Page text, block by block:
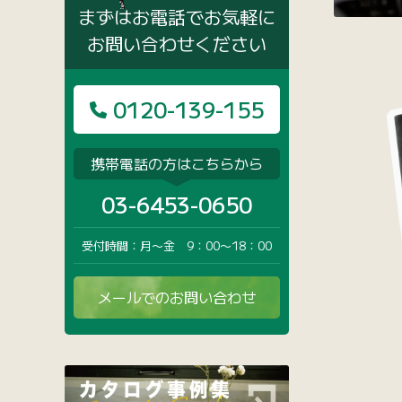
まずはお電話でお気軽に
お問い合わせください
0120-139-155
携帯電話の方はこちらから
03-6453-0650
受付時間：月〜金 9：00〜18：00
メールでのお問い合わせ